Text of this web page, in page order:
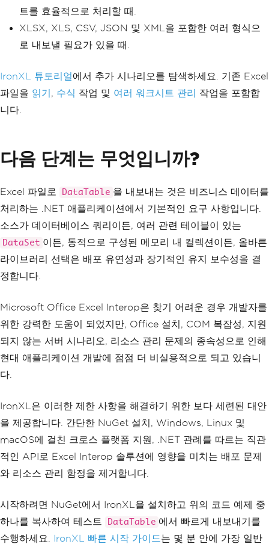
트를 효율적으로 처리할 때.
XLSX, XLS, CSV, JSON 및 XML을 포함한 여러 형식으
로 내보낼 필요가 있을 때.
IronXL 튜토리얼에서 추가 시나리오를 탐색하세요. 기존 Excel
파일을 읽기 , 수식 작업 및 여러 워크시트 관리
작업을 포함합
니다.
다음 단계는 무엇입니까?
Excel 파일로 DataTable 을 내보내는 것은 비즈니스 데이터를
처리하는 .NET 애플리케이션에서 기본적인 요구 사항입니다.
소스가 데이터베이스 쿼리이든, 여러 관련 테이블이 있는
DataSet 이든, 동적으로 구성된 메모리 내 컬렉션이든, 올바른
라이브러리 선택은 배포 유연성과 장기적인 유지 보수성을 결
정합니다.
Microsoft Office Excel Interop은 찾기 어려운 경우 개발자를
위한 강력한 도움이 되었지만, Office 설치, COM 복잡성, 지원
되지 않는 서버 시나리오, 리소스 관리 문제의 종속성으로 인해
현대 애플리케이션 개발에 점점 더 비실용적으로 되고 있습니
다.
IronXL은 이러한 제한 사항을 해결하기 위한 보다 세련된 대안
을 제공합니다. 간단한 NuGet 설치, Windows, Linux 및
macOS에 걸친 크로스 플랫폼 지원, .NET 관례를 따르는 직관
적인 API로 Excel Interop 솔루션에 영향을 미치는 배포 문제
와 리소스 관리 함정을 제거합니다.
시작하려면 NuGet에서 IronXL을 설치하고 위의 코드 예제 중
하나를 복사하여 테스트
DataTable 에서 빠르게 내보내기를
수행하세요. IronXL 빠른 시작 가이드는 몇 분 안에 가장 일반